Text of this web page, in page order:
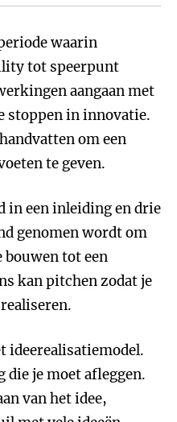
waarin
tot speerpunt
aangaan met
stoppen in innovatie.
om een
te geven.
in een inleiding en drie
genomen wordt om
bouwen tot een
kan pitchen zodat je
ideerealisatiemodel.
die je moet afleggen.
van het idee,